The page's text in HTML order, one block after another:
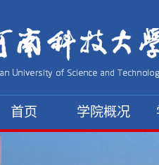
首页 学院概况